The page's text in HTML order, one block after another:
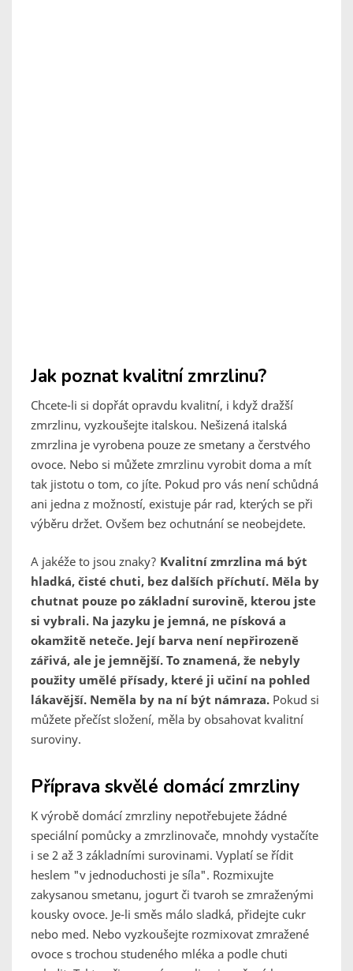
Jak poznat kvalitní zmrzlinu?
Chcete-li si dopřát opravdu kvalitní, i když dražší
zmrzlinu, vyzkoušejte italskou. Nešizená italská
zmrzlina je vyrobena pouze ze smetany a čerstvého
ovoce. Nebo si můžete zmrzlinu vyrobit doma a mít
tak jistotu o tom, co jíte. Pokud pro vás není schůdná
ani jedna z možností, existuje pár rad, kterých se při
výběru držet. Ovšem bez ochutnání se neobejdete.
A jakéže to jsou znaky? Kvalitní zmrzlina má být
hladká, čisté chuti, bez dalších příchutí. Měla by
chutnat pouze po základní surovině, kterou jste
si vybrali. Na jazyku je jemná, ne písková a
okamžitě neteče. Její barva není nepřirozeně
zářivá, ale je jemnější. To znamená, že nebyly
použity umělé přísady, které ji učiní na pohled
lákavější. Neměla by na ní být námraza. Pokud si
můžete přečíst složení, měla by obsahovat kvalitní
suroviny.
Příprava skvělé domácí zmrzliny
K výrobě domácí zmrzliny nepotřebujete žádné
speciální pomůcky a zmrzlinovače, mnohdy vystačíte
i se 2 až 3 základními surovinami. Vyplatí se řídit
heslem "v jednoduchosti je síla". Rozmixujte
zakysanou smetanu, jogurt či tvaroh se zmraženými
kousky ovoce. Je-li směs málo sladká, přidejte cukr
nebo med. Nebo vyzkoušejte rozmixovat zmražené
ovoce s trochou studeného mléka a podle chuti